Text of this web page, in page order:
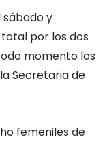
sábado y
por los dos
momento las
Secretaria de
femeniles de